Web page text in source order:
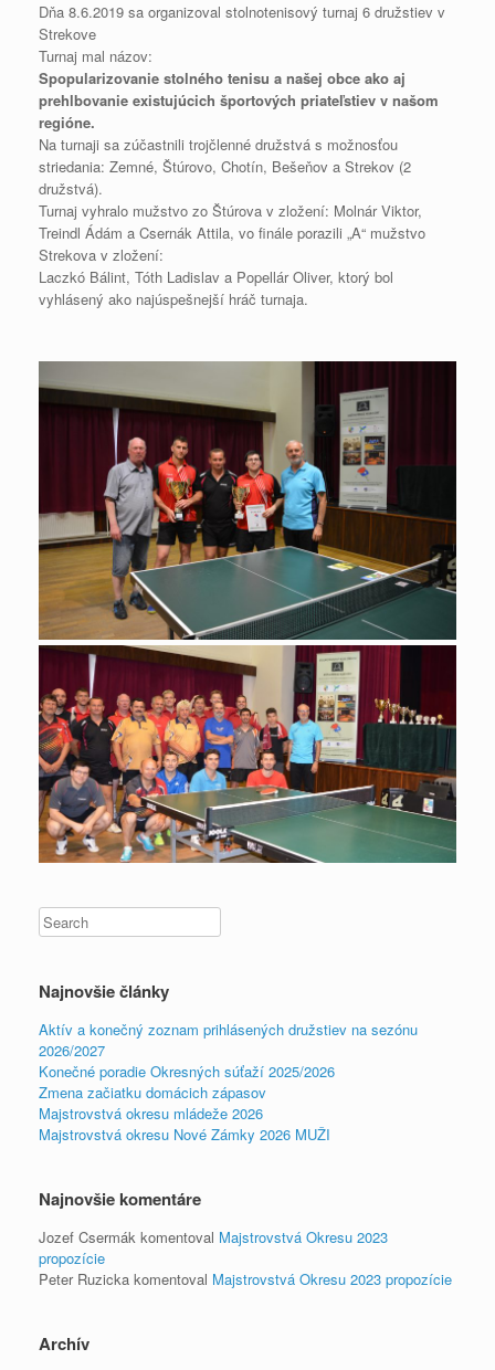
Dňa 8.6.2019 sa organizoval stolnotenisový turnaj 6 družstiev v
Strekove
Turnaj mal názov:
Spopularizovanie stolného tenisu a našej obce ako aj
prehlbovanie existujúcich športových priateľstiev v našom
regióne.
Na turnaji sa zúčastnili trojčlenné družstvá s možnosťou
striedania: Zemné, Štúrovo, Chotín, Bešeňov a Strekov (2
družstvá).
Turnaj vyhralo mužstvo zo Štúrova v zložení: Molnár Viktor,
Treindl Ádám a Csernák Attila, vo finále porazili „A“ mužstvo
Strekova v zložení:
Laczkó Bálint, Tóth Ladislav a Popellár Oliver, ktorý bol
vyhlásený ako najúspešnejší hráč turnaja.
Najnovšie články
Aktív a konečný zoznam prihlásených družstiev na sezónu
2026/2027
Konečné poradie Okresných súťaží 2025/2026
Zmena začiatku domácich zápasov
Majstrovstvá okresu mládeže 2026
Majstrovstvá okresu Nové Zámky 2026 MUŽI
Najnovšie komentáre
Jozef Csermák komentoval Majstrovstvá Okresu 2023
propozície
Peter Ruzicka komentoval Majstrovstvá Okresu 2023 propozície
Archív